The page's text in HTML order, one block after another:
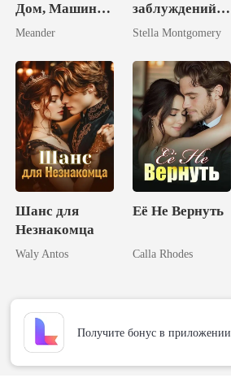
Дом, Машину
и Мое Сердце
Meander
заблуждений.
Теперь я
Stella Montgomery
Шанс для
Незнакомца
Waly Antos
Её Не Вернуть
Calla Rhodes
Получите бонус в приложении